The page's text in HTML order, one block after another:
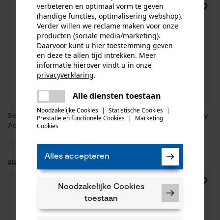
Seeland jachtjas Key-Point
Active II pine green mt. 52
213,43 €
Seeland jachtjas Helt II Grizzly
verbeteren en optimaal vorm te geven
(handige functies, optimalisering webshop).
Verder willen we reclame maken voor onze
producten (sociale media/marketing).
Daarvoor kunt u hier toestemming geven
en deze te allen tijd intrekken. Meer
informatie hierover vindt u in onze
privacyverklaring.
Alle diensten toestaan
Noodzakelijke Cookies | Statistische Cookies |
Prestatie en functionele Cookies |
Marketing
Cookies
Alles accepteren
Noodzakelijke Cookies
toestaan
Er is een fout opgetreden. Gelieve
het opnieuw te proberen.
delen
mail